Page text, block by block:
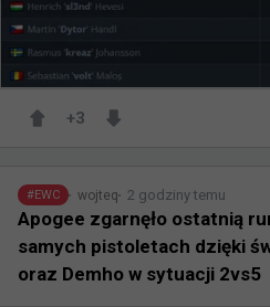
+3
#EWC wojteq 2 godziny temu
Apogee zgarnęło ostatnią
samych pistoletach dzięki
oraz Demho w sytuacji 2vs5